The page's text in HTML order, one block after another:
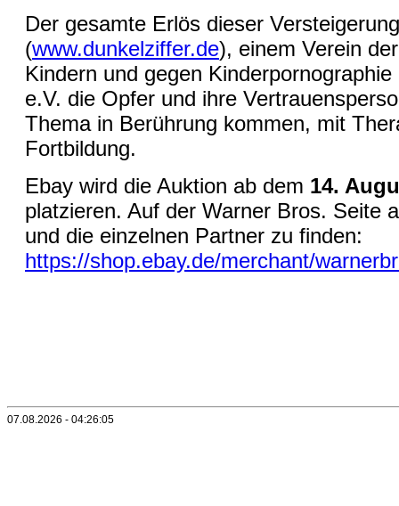
Der gesamte Erlös dieser
(www.dunkelziffer.de), einem Verein
Kindern und gegen
e.V. die Opfer und ihre
Thema in Berührung kommen, mit
Fortbildung.
Ebay wird die Auktion ab dem 14.
platzieren. Auf der Warner Bros. Seite
und die einzelnen Partner zu finden:
https://shop.ebay.de/merchant/
07.08.2026 - 04:26:05